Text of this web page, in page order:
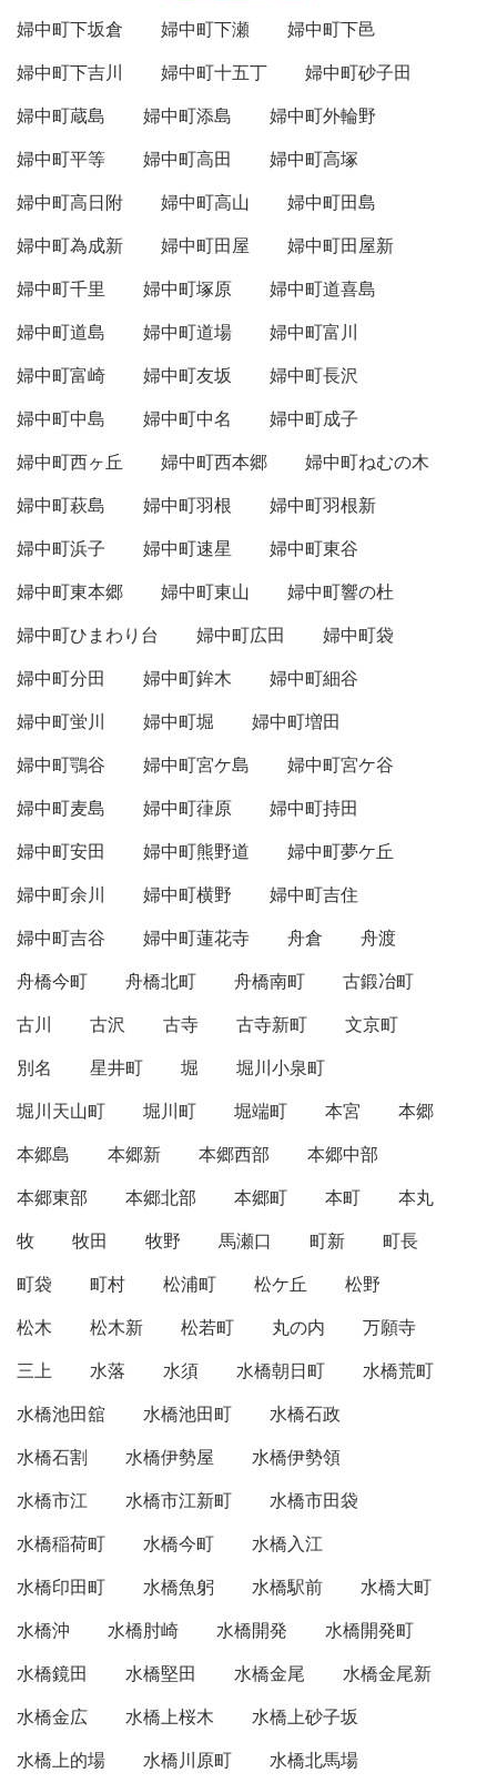
婦中町下坂倉
婦中町下瀬
婦中町下邑
婦中町下吉川
婦中町十五丁
婦中町砂子田
婦中町蔵島
婦中町添島
婦中町外輪野
婦中町平等
婦中町高田
婦中町高塚
婦中町高日附
婦中町高山
婦中町田島
婦中町為成新
婦中町田屋
婦中町田屋新
婦中町千里
婦中町塚原
婦中町道喜島
婦中町道島
婦中町道場
婦中町富川
婦中町富崎
婦中町友坂
婦中町長沢
婦中町中島
婦中町中名
婦中町成子
婦中町西ヶ丘
婦中町西本郷
婦中町ねむの木
婦中町萩島
婦中町羽根
婦中町羽根新
婦中町浜子
婦中町速星
婦中町東谷
婦中町東本郷
婦中町東山
婦中町響の杜
婦中町ひまわり台
婦中町広田
婦中町袋
婦中町分田
婦中町鉾木
婦中町細谷
婦中町蛍川
婦中町堀
婦中町増田
婦中町鶚谷
婦中町宮ケ島
婦中町宮ケ谷
婦中町麦島
婦中町葎原
婦中町持田
婦中町安田
婦中町熊野道
婦中町夢ケ丘
婦中町余川
婦中町横野
婦中町吉住
婦中町吉谷
婦中町蓮花寺 舟倉
舟渡
舟橋今町
舟橋北町 舟橋南町
古鍛冶町
古川
古沢 古寺 古寺新町
文京町
別名
星井町 堀
堀川小泉町
堀川天山町
堀川町 堀端町 本宮
本郷
本郷島
本郷新 本郷西部
本郷中部
本郷東部
本郷北部 本郷町 本町
本丸
牧
牧田 牧野 馬瀬口 町新
町長
町袋
町村 松浦町 松ケ丘
松野
松木
松木新 松若町 丸の内
万願寺
三上
水落 水須 水橋朝日町
水橋荒町
水橋池田舘
水橋池田町
水橋石政
水橋石割
水橋伊勢屋
水橋伊勢領
水橋市江
水橋市江新町
水橋市田袋
水橋稲荷町
水橋今町
水橋入江
水橋印田町
水橋魚躬 水橋駅前
水橋大町
水橋沖
水橋肘崎 水橋開発
水橋開発町
水橋鏡田
水橋堅田 水橋金尾
水橋金尾新
水橋金広
水橋上桜木
水橋上砂子坂
水橋上的場
水橋川原町
水橋北馬場